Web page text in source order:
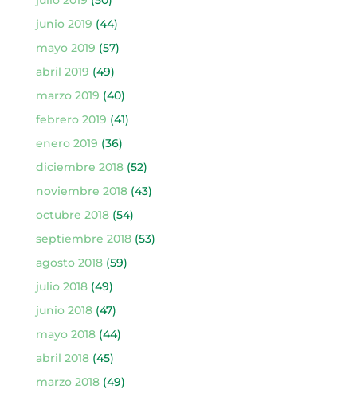
junio 2019 (44)
mayo 2019 (57)
abril 2019 (49)
marzo 2019 (40)
febrero 2019 (41)
enero 2019 (36)
diciembre 2018(52)
noviembre 2018(43)
octubre 2018(54)
septiembre 2018(53)
agosto 2018(59)
julio 2018(49)
junio 2018(47)
mayo 2018(44)
abril 2018(45)
marzo 2018(49)